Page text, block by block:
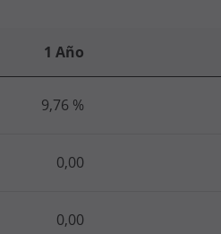
1 Año
9,76 %
0,00
0,00